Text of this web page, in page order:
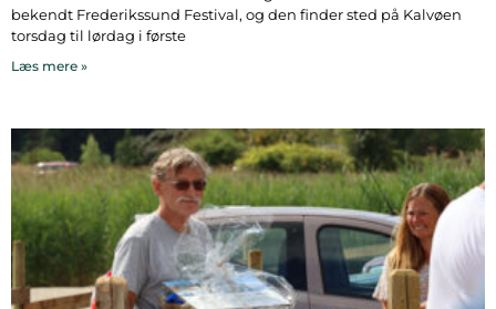
bekendt Frederikssund Festival, og den finder sted på Kalvøen
torsdag til lørdag i første
Læs mere »